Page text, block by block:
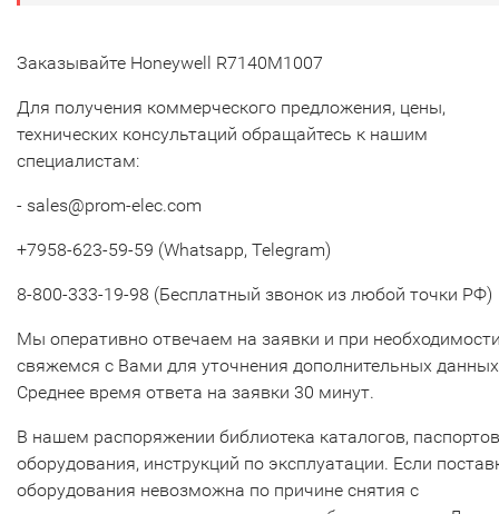
Заказывайте Honeywell R7140M1007
Для получения коммерческого предложения, цены,
технических консультаций обращайтесь к нашим
специалистам:
- sales@prom-elec.com
+7958-623-59-59 (Whatsapp, Telegram)
8-800-333-19-98 (Бесплатный звонок из любой точки РФ)
Мы оперативно отвечаем на заявки и при
свяжемся с Вами для уточнения дополнительных
Среднее время ответа на заявки 30 минут.
В нашем распоряжении библиотека каталогов, паспортов
оборудования, инструкций по эксплуатации. Если
оборудования невозможна по причине снятия с